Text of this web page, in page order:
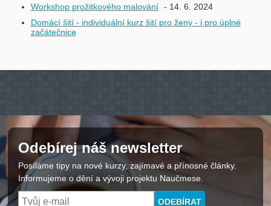
Workshop prožitkového malování - 14. 6. 2024
Domácí šití - individuální kurz šití pro ženy - i pro úplné
začátečnice
Odebírej náš newsletter
Posíláme tipy na nové kurzy, zajímavé a přínosné články.
Informujeme o dění a vývoji projektu Naučmese.